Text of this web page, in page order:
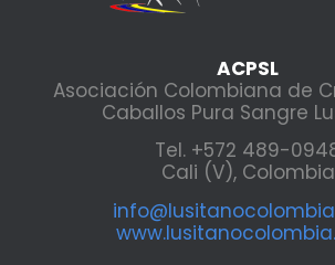
ACPSL
Asociación Colombiana de
Caballos Pura Sangre
Tel. +572 489-
Cali (V), Colombia